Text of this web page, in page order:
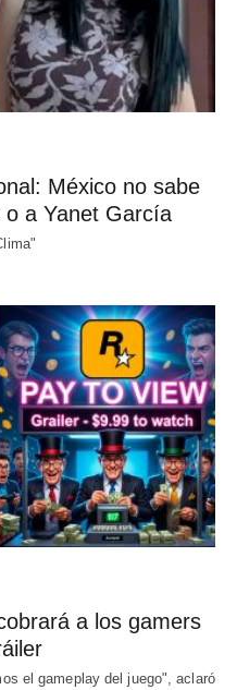
México no sabe
a Yanet García
a los gamers
el gameplay del juego", aclaró